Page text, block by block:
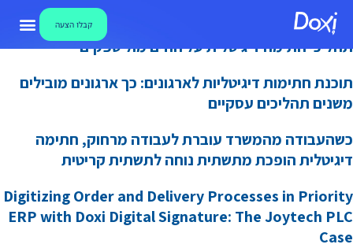
כללי
Archives
-
חתימות
דיגיטליות
קבלו הצעה
מועצה אזורית תמר בחרה ב-Doxi של קונסיסט לניהול
תהליכי חתימה דיגיטלית על חוזים מול ספקים
תוכנת חתימות דיגיטליות לארגונים: כך ארגונים מובילים
משנים תהליכים עסקיים
כשהעבודה מהמשרד עוברת לעבודה מרחוק, חתימה
דיגיטלית הופכת מתשתית נוחה לתשתית קריטית
Digitizing Order and Delivery Processes in Priority
ERP with Doxi Digital Signature: The Joytech PLC
Case